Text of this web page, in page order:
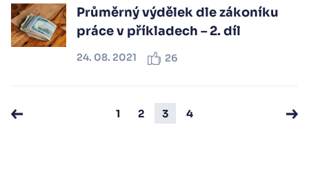
Průměrný výdělek dle zákoníku
práce v příkladech – 2. díl
24. 08. 2021 26
1 2 3 4